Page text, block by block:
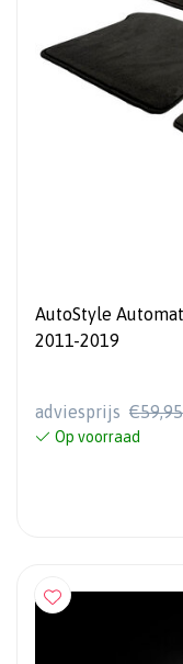
AutoStyle
2011-2019
adviesprijs €59,95
Op voorraad